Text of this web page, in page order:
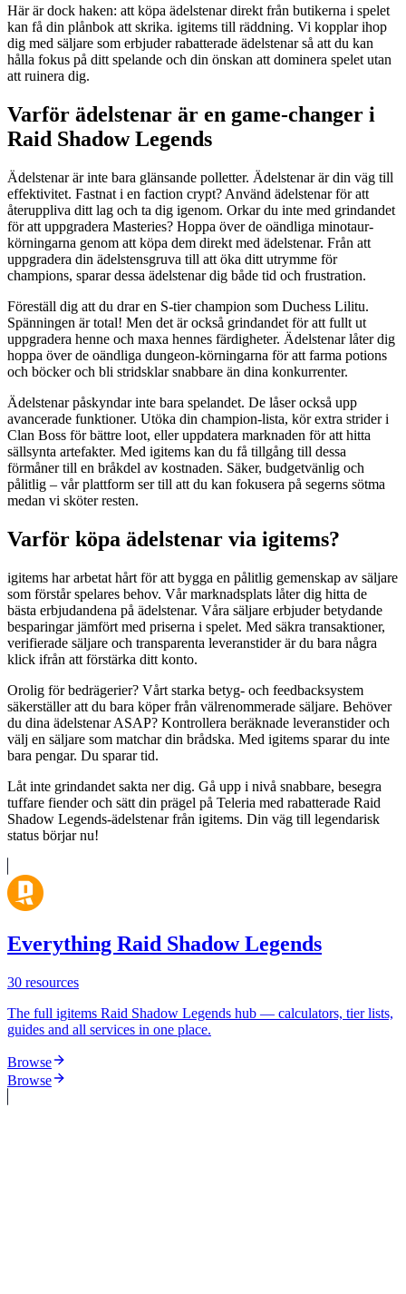
Här är dock haken: att köpa ädelstenar direkt från butikerna i spelet
kan få din plånbok att skrika. igitems till räddning. Vi kopplar ihop
dig med säljare som erbjuder rabatterade ädelstenar så att du kan
hålla fokus på ditt spelande och din önskan att dominera spelet utan
att ruinera dig.
Varför ädelstenar är en game-changer i
Raid Shadow Legends
Ädelstenar är inte bara glänsande polletter. Ädelstenar är din väg till
effektivitet. Fastnat i en faction crypt? Använd ädelstenar för att
återuppliva ditt lag och ta dig igenom. Orkar du inte med grindandet
för att uppgradera Masteries? Hoppa över de oändliga minotaur-
körningarna genom att köpa dem direkt med ädelstenar. Från att
uppgradera din ädelstensgruva till att öka ditt utrymme för
champions, sparar dessa ädelstenar dig både tid och frustration.
Föreställ dig att du drar en S-tier champion som Duchess Lilitu.
Spänningen är total! Men det är också grindandet för att fullt ut
uppgradera henne och maxa hennes färdigheter. Ädelstenar låter dig
hoppa över de oändliga dungeon-körningarna för att farma potions
och böcker och bli stridsklar snabbare än dina konkurrenter.
Ädelstenar påskyndar inte bara spelandet. De låser också upp
avancerade funktioner. Utöka din champion-lista, kör extra strider i
Clan Boss för bättre loot, eller uppdatera marknaden för att hitta
sällsynta artefakter. Med igitems kan du få tillgång till dessa
förmåner till en bråkdel av kostnaden. Säker, budgetvänlig och
pålitlig – vår plattform ser till att du kan fokusera på segerns sötma
medan vi sköter resten.
Varför köpa ädelstenar via igitems?
igitems har arbetat hårt för att bygga en pålitlig gemenskap av säljare
som förstår spelares behov. Vår marknadsplats låter dig hitta de
bästa erbjudandena på ädelstenar. Våra säljare erbjuder betydande
besparingar jämfört med priserna i spelet. Med säkra transaktioner,
verifierade säljare och transparenta leveranstider är du bara några
klick ifrån att förstärka ditt konto.
Orolig för bedrägerier? Vårt starka betyg- och feedbacksystem
säkerställer att du bara köper från välrenommerade säljare. Behöver
du dina ädelstenar ASAP? Kontrollera beräknade leveranstider och
välj en säljare som matchar din brådska. Med igitems sparar du inte
bara pengar. Du sparar tid.
Låt inte grindandet sakta ner dig. Gå upp i nivå snabbare, besegra
tuffare fiender och sätt din prägel på Teleria med rabatterade Raid
Shadow Legends-ädelstenar från igitems. Din väg till legendarisk
status börjar nu!
Everything Raid Shadow Legends
30 resources
The full igitems Raid Shadow Legends hub — calculators, tier lists,
guides and all services in one place.
Browse
Browse